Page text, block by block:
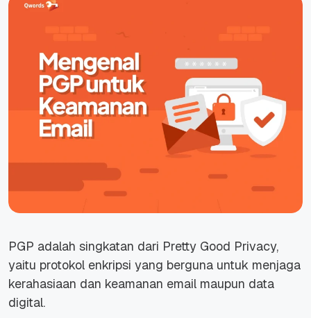
PGP adalah singkatan dari Pretty Good Privacy,
yaitu protokol enkripsi yang berguna untuk menjaga
kerahasiaan dan keamanan email maupun data
digital.